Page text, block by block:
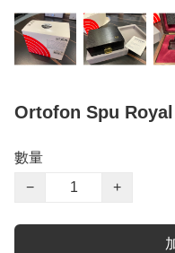
Ortofon Spu
數量
−
+